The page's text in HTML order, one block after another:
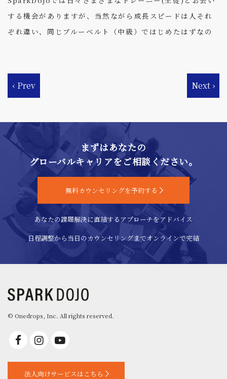
する機会がありますが、当然ながら成長スピードは人それ
ぞれ違い、同じブルーベルト（中級）ではじめたはずなの
実はそれは誰にでもすぐに実践できることだったんです。
今回はそんな成長スピードの速い人の特徴をご紹介しなが
ら、あなたにも今すぐ実践できる練習法やメンタリティを
お教えします。
‹ Prev Next ›
まずはあなたの
グローバルキャリアをご相談ください。
無料カウンセリングを予約する
あなたの課題解決に直結するアプローチをアドバイス
日程調整から当日のカウンセリングまでオンラインで完結
© Onedrops, Inc. All rights reserved.
法人向けサービスはこちら